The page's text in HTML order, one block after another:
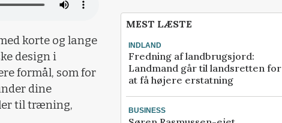
korte og lange
design i
formål, som for
dine
til træning,
MEST LÆSTE
INDLAND
Fredning af landbrugsjord:
Landmand går til landsretten for
at få højere erstatning
BUSINESS